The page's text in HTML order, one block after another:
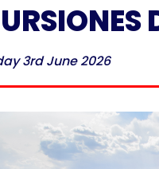
3rd June 2026